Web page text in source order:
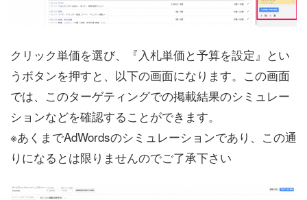
クリック単価を選び、『入札単価と予算を設定』とい
うボタンを押すと、以下の画面になります。この画面
では、このターゲティングでの掲載結果のシミュレー
ションなどを確認することができます。
※あくまでAdWordsのシミュレーションであり、この通
りになるとは限りませんのでご了承下さい